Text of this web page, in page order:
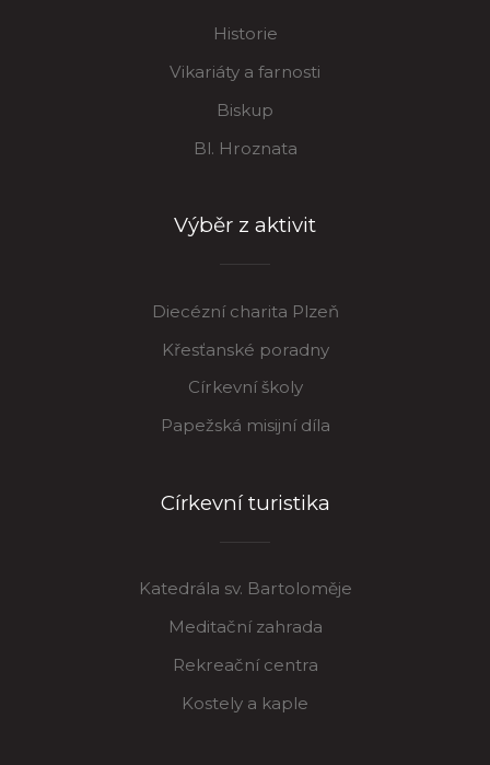
Historie
Vikariáty a farnosti
Biskup
Bl. Hroznata
Výběr z aktivit
Diecézní charita Plzeň
Křesťanské poradny
Církevní školy
Papežská misijní díla
Církevní turistika
Katedrála sv. Bartoloměje
Meditační zahrada
Rekreační centra
Kostely a kaple